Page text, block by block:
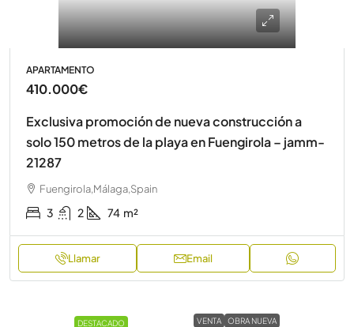
APARTAMENTO
410.000€
Exclusiva promoción de nueva construcción a
solo 150 metros de la playa en Fuengirola – jamm-
21287
Fuengirola,Málaga,Spain
3 2 74 m²
Llamar Email
DESTACADO VENTA OBRA NUEVA